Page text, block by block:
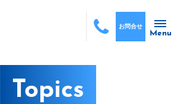
Menu
お問合せ
Topics